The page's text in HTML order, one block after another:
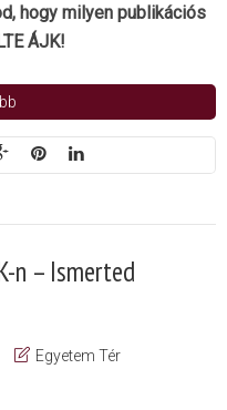
hogy milyen publikációs
ÁJK!
n – Ismerted
Egyetem Tér